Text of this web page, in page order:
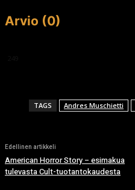
Arvio (0)
TAGS Andres Muschietti
Edellinen artikkeli
American Horror Story – esimakua
tulevasta Cult-tuotantokaudesta